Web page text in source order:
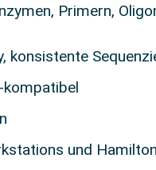
Primern,
konsistente
kompatibel
und